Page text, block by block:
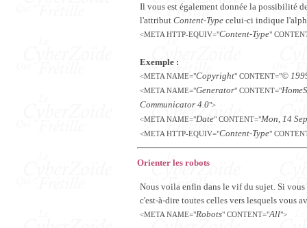
Il vous est également donnée la possibilité
l'attribut Content-Type celui-ci indique
<META HTTP-EQUIV="Content-Type"
Exemple :
<META NAME="Copyright" CONTENT="©
<META NAME="Generator" CONTENT="
Communicator 4.0">
<META NAME="Date" CONTENT="Mon, 14
<META HTTP-EQUIV="Content-Type"
Orienter les robots
Nous voila enfin dans le vif du sujet. Si
c'est-à-dire toutes celles vers lesquels vous
<META NAME="Robots" CONTENT="All">